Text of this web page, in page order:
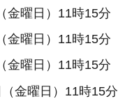
金曜日）11時15分
金曜日）11時15分
金曜日）11時15分
金曜日）11時15分